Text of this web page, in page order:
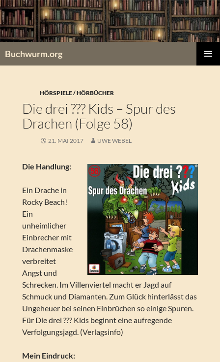
Zum
Inhalt
springen
Buchwurm.org
HÖRSPIELE / HÖRBÜCHER
Die drei ??? Kids – Spur des
Drachen (Folge 58)
21. MAI 2017 UWE WEBEL
Die Handlung:
Ein Drache in
Rocky Beach!
Ein
unheimlicher
Einbrecher mit
Drachenmaske
verbreitet
Angst und
Schrecken. Im Villenviertel macht er Jagd auf
Schmuck und Diamanten. Zum Glück hinterlässt das
Ungeheuer bei seinen Einbrüchen so einige Spuren.
Für Die drei ??? Kids beginnt eine aufregende
Verfolgungsjagd. (Verlagsinfo)
Mein Eindruck: